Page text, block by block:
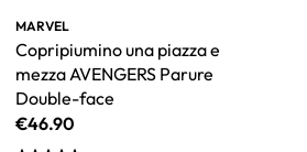
MARVEL
Copripiumino una piazza e
mezza AVENGERS Parure
Double-face
€46.90